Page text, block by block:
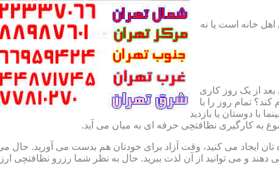
اهل خانه است یا نه
از یک روز کاری
تمام روز را با
با دوستان یا بازدید
به کارگیری نظافتچی حرفه ای به میان می آید.
ایجاد می کنید، وقت آزاد برای خودتان هم بدست می آورید. حال می
و می توانید از آن لذت ببرید. حال به نظر شما رزرو نظافتچی